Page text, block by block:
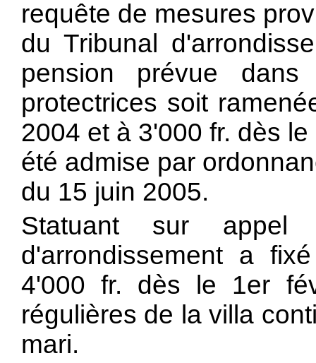
requête de mesures
du Tribunal
pension prévue
protectrices soit
2004 et à 3'000 fr. dès
été admise par
du 15 juin 2005.
Statuant sur appel
d'arrondissement a
4'000 fr. dès le 1er
régulières de la villa
mari.